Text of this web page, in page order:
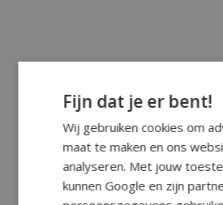
Fijn dat je er bent!
Wij gebruiken cookies om
maat te maken en ons
analyseren. Met jouw
kunnen Google en zijn